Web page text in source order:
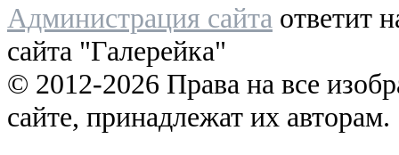
Администрация сайта ответит
сайта "Галерейка"
© 2012-2026 Права на все
сайте, принадлежат их авторам.